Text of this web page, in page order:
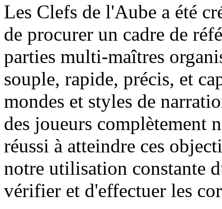
Les Clefs de l'Aube a été
de procurer un cadre de
parties multi-maîtres
souple, rapide, précis, et
mondes et styles de
des joueurs complètement
réussi à atteindre ces
notre utilisation constante
vérifier et d'effectuer les